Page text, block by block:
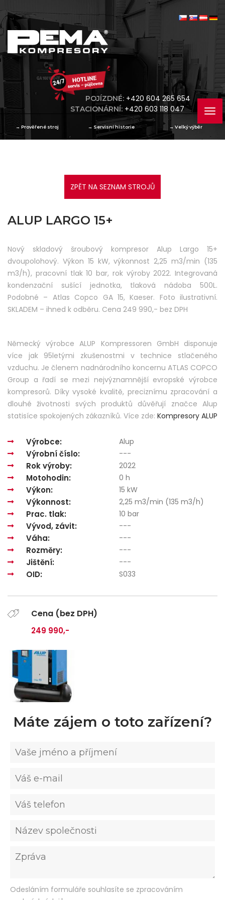
POJÍZDNÉ: +420 604 265 654
STACIONÁRNÍ: +420 603 118 047
→ Prověřené stroj → Servisní historie → Velký výběr
ZPĚT NA SEZNAM STROJŮ
ALUP LARGO 15+
Nový skladový šroubový kompresor Alup Largo 15+
dvoupolohový. Výkon 15 kW, výkonnost 2,25 m3/min (135
m3/h), pracovní tlak 10 bar, rok výroby 2022. Integrovaná
kondenzační sušící jednotka, tlaková nádoba 500L.
Podobné – Atlas Copco GA 15, Kaeser. Foto ilustrativní.
SKLADEM – ihned k odběru. Cena 249 990,- bez DPH
Německý výrobce ALUP Kompressoren GmbH disponuje
více jak 95letými zkušenostmi v technice stlačeného
vzduchu. Je členem nadnárodního koncernu ATLAS COPCO
Group a řadí se mezi nejvýznamnější evropské výrobce
kompresorů. Díky vysoké kvalitě, preciznímu zpracování a
dlouhé životnosti svých produktů důvěřují značce Alup
statisíce spokojených zákazníků. Více zde: Kompresory ALUP
Výrobce:
Výrobní číslo:
Rok výroby:
Motohodin:
Výkon:
Výkonnost:
Prac. tlak:
Vývod, závit:
Váha:
Rozměry:
Jištění:
OID:
Alup
---
2022
0 h
15 kW
2,25 m3/min (135 m3/h)
10 bar
---
---
---
---
S033
Cena (bez DPH)
249 990,-
Máte zájem o toto zařízení?
Odesláním formuláře souhlasíte se zpracováním